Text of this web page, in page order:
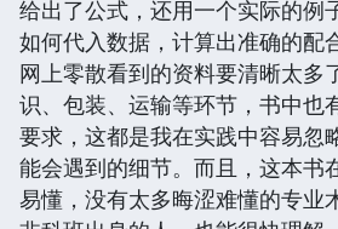
给出了公式，还用一个实际的例
如何代入数据，计算出准确的配
网上零散看到的资料要清晰太多
识、包装、运输等环节，书中也
要求，这都是我在实践中容易忽
能会遇到的细节。而且，这本书
易懂，没有太多晦涩难懂的专业